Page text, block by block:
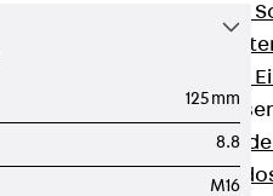
Nivellierbare
Nivellierbare
125 mm
8.8
M16